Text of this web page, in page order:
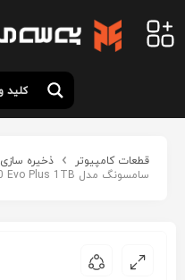
قطعات کامپیوتر ذخیره سازی
سامسونگ مدل Samsung 990 Evo Plus 1TB